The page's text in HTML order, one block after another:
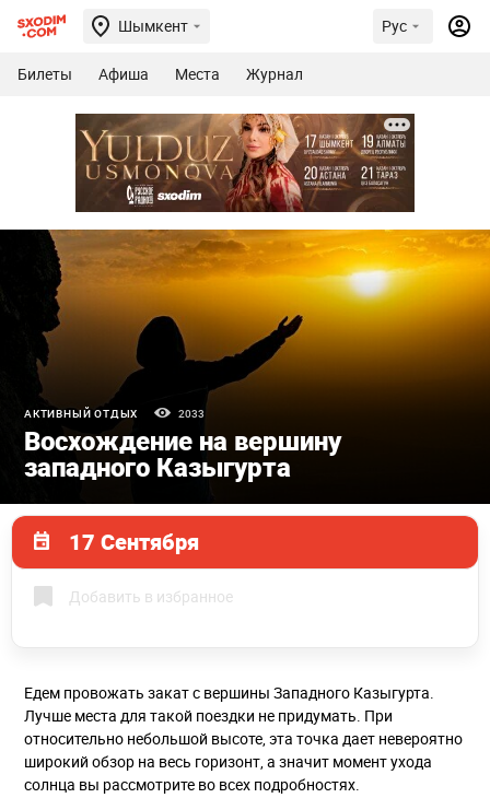
Шымкент Рус
Билеты Афиша Места Журнал
АКТИВНЫЙ ОТДЫХ 2033
Восхождение на вершину
западного Казыгурта
17 Сентября
Добавить в избранное
Едем провожать закат с вершины Западного Казыгурта.
Лучше места для такой поездки не придумать. При
относительно небольшой высоте, эта точка дает невероятно
широкий обзор на весь горизонт, а значит момент ухода
солнца вы рассмотрите во всех подробностях.